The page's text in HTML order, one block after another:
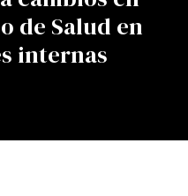
de Salud en
internas